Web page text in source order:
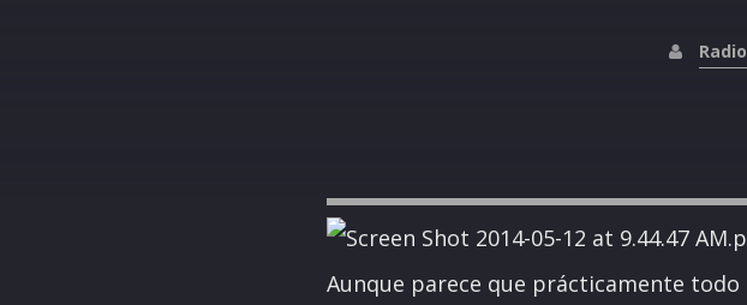
Aunque parece que prácticamente